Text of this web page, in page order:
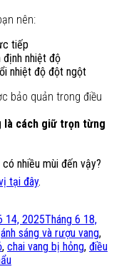
nên:
tiếp
định nhiệt độ
nhiệt độ đột ngột
bảo quản trong điều
là cách giữ trọn từng
nhiều mùi đến vậy?
tại đây.
14, 2025Tháng 6 18,
ánh sáng và rượu vang,
, chai vang bị hỏng, điều